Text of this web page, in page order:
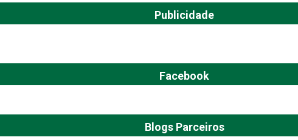
Publicidade
Facebook
Blogs Parceiros